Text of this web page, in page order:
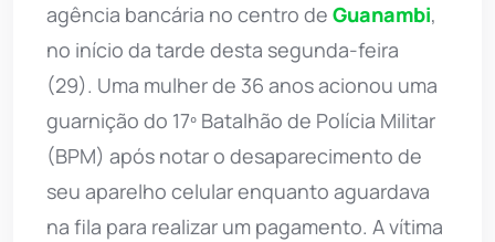
agência bancária no centro de Guanambi,
no início da tarde desta segunda-feira
(29). Uma mulher de 36 anos acionou uma
guarnição do 17º Batalhão de Polícia Militar
(BPM) após notar o desaparecimento de
seu aparelho celular enquanto aguardava
na fila para realizar um pagamento. A vítima